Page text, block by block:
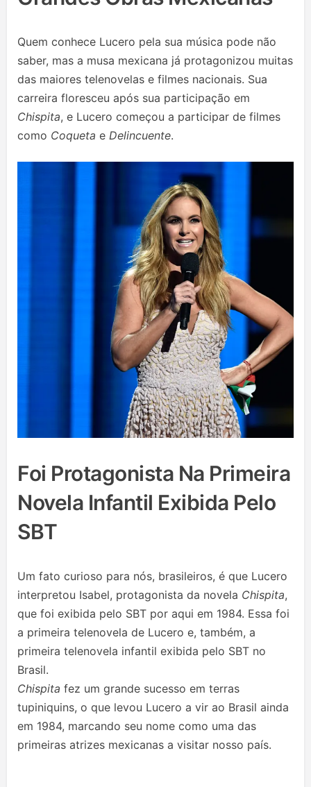
Quem conhece Lucero pela sua música pode não
saber, mas a musa mexicana já protagonizou muitas
das maiores telenovelas e filmes nacionais. Sua
carreira floresceu após sua participação em
Chispita, e Lucero começou a participar de filmes
como Coqueta e Delincuente.
Foi Protagonista Na Primeira
Novela Infantil Exibida Pelo
SBT
Um fato curioso para nós, brasileiros, é que Lucero
interpretou Isabel, protagonista da novela Chispita,
que foi exibida pelo SBT por aqui em 1984. Essa foi
a primeira telenovela de Lucero e, também, a
primeira telenovela infantil exibida pelo SBT no
Brasil.
Chispita fez um grande sucesso em terras
tupiniquins, o que levou Lucero a vir ao Brasil ainda
em 1984, marcando seu nome como uma das
primeiras atrizes mexicanas a visitar nosso país.